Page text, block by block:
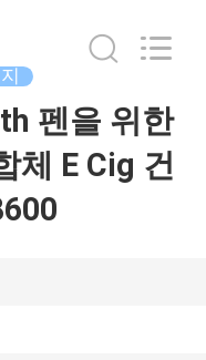
펜을 위한
체 E Cig 건